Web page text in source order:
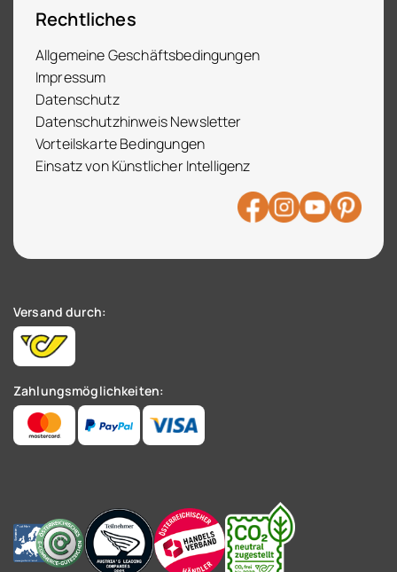
Rechtliches
Allgemeine Geschäftsbedingungen
Impressum
Datenschutz
Datenschutzhinweis Newsletter
Vorteilskarte Bedingungen
Einsatz von Künstlicher Intelligenz
Versand durch:
Zahlungsmöglichkeiten: